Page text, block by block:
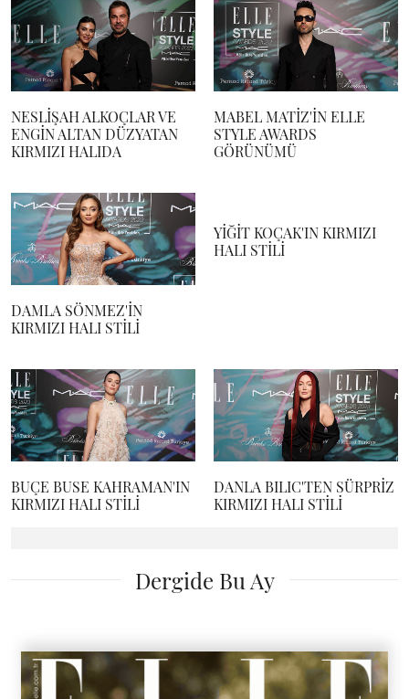
NESLİŞAH ALKOÇLAR VE
ENGİN ALTAN DÜZYATAN
KIRMIZI HALIDA
MABEL MATİZ'İN ELLE
STYLE AWARDS
GÖRÜNÜMÜ
DAMLA SÖNMEZ'İN
KIRMIZI HALI STİLİ
YİĞİT KOÇAK'IN KIRMIZI
HALI STİLİ
BUÇE BUSE KAHRAMAN'IN
KIRMIZI HALI STİLİ
DANLA BILIC'TEN SÜRPRİZ
KIRMIZI HALI STİLİ
Dergide Bu Ay